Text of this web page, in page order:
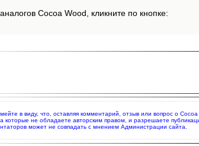
Cocoa Wood, кликните по кнопке:
в виду, что, оставляя комментарий, отзыв или вопрос о
которые не обладаете авторским правом, и разрешаете
может не совпадать с мнением Администрации сайта.